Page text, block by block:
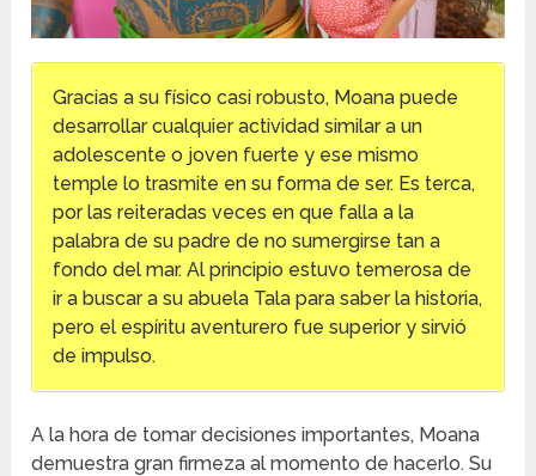
Gracias a su físico casi robusto, Moana puede
desarrollar cualquier actividad similar a un
adolescente o joven fuerte y ese mismo
temple lo trasmite en su forma de ser. Es terca,
por las reiteradas veces en que falla a la
palabra de su padre de no sumergirse tan a
fondo del mar. Al principio estuvo temerosa de
ir a buscar a su abuela Tala para saber la historia,
pero el espíritu aventurero fue superior y sirvió
de impulso.
A la hora de tomar decisiones importantes, Moana
demuestra gran firmeza al momento de hacerlo. Su